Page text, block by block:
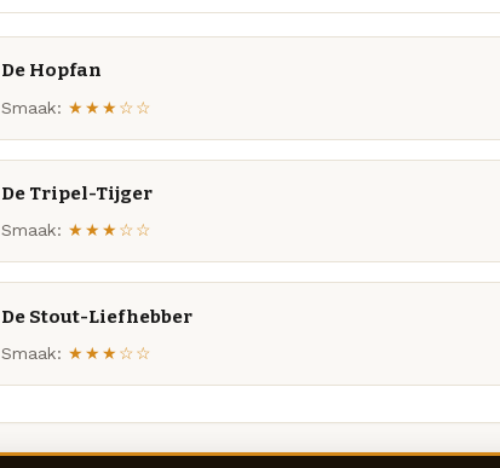
De Hopfan
Smaak: ★★★☆☆
De Tripel-Tijger
Smaak: ★★★☆☆
De Stout-Liefhebber
Smaak: ★★★☆☆